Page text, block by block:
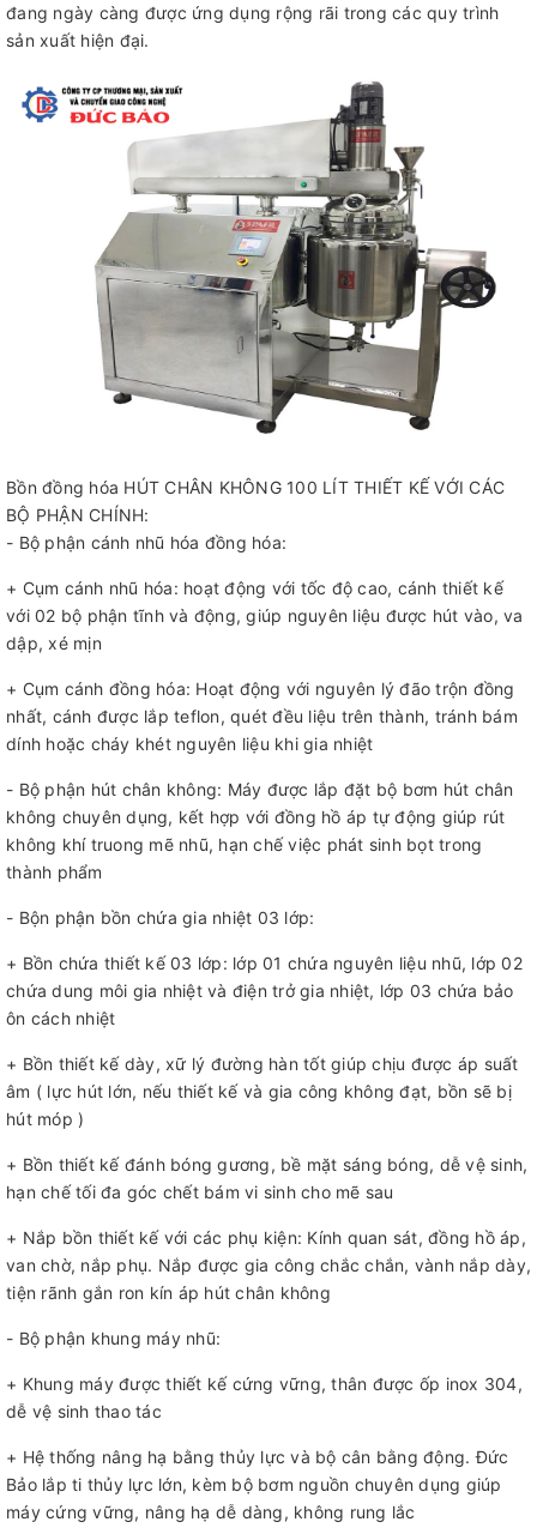
đang ngày càng được ứng dụng rộng rãi trong các quy trình
sản xuất hiện đại.
Bồn đồng hóa HÚT CHÂN KHÔNG 100 LÍT THIẾT KẾ VỚI CÁC
BỘ PHẬN CHÍNH:
- Bộ phận cánh nhũ hóa đồng hóa:
+ Cụm cánh nhũ hóa: hoạt động với tốc độ cao, cánh thiết kế
với 02 bộ phận tĩnh và động, giúp nguyên liệu được hút vào, va
dập, xé mịn
+ Cụm cánh đồng hóa: Hoạt động với nguyên lý đão trộn đồng
nhất, cánh được lắp teflon, quét đều liệu trên thành, tránh bám
dính hoặc cháy khét nguyên liệu khi gia nhiệt
- Bộ phận hút chân không: Máy được lắp đặt bộ bơm hút chân
không chuyên dụng, kết hợp với đồng hồ áp tự động giúp rút
không khí truong mẽ nhũ, hạn chế việc phát sinh bọt trong
thành phẩm
- Bộn phận bồn chứa gia nhiệt 03 lớp:
+ Bồn chứa thiết kế 03 lớp: lớp 01 chứa nguyên liệu nhũ, lớp 02
chứa dung môi gia nhiệt và điện trở gia nhiệt, lớp 03 chứa bảo
ôn cách nhiệt
+ Bồn thiết kế dày, xữ lý đường hàn tốt giúp chịu được áp suất
âm ( lực hút lớn, nếu thiết kế và gia công không đạt, bồn sẽ bị
hút móp )
+ Bồn thiết kế đánh bóng gương, bề mặt sáng bóng, dễ vệ sinh,
hạn chế tối đa góc chết bám vi sinh cho mẽ sau
+ Nắp bồn thiết kế với các phụ kiện: Kính quan sát, đồng hồ áp,
van chờ, nắp phụ. Nắp được gia công chắc chắn, vành nắp dày,
tiện rãnh gắn ron kín áp hút chân không
- Bộ phận khung máy nhũ:
+ Khung máy được thiết kế cứng vững, thân được ốp inox 304,
dễ vệ sinh thao tác
+ Hệ thống nâng hạ bằng thủy lực và bộ cân bằng động. Đức
Bảo lắp ti thủy lực lớn, kèm bộ bơm nguồn chuyên dụng giúp
máy cứng vững, nâng hạ dễ dàng, không rung lắc